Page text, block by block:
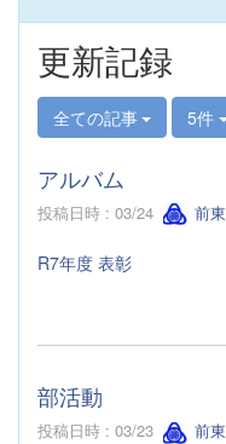
更新記録
全ての記事 5件
アルバム
投稿日時 : 03/24 前東
R7年度 表彰
部活動
投稿日時 : 03/23 前東